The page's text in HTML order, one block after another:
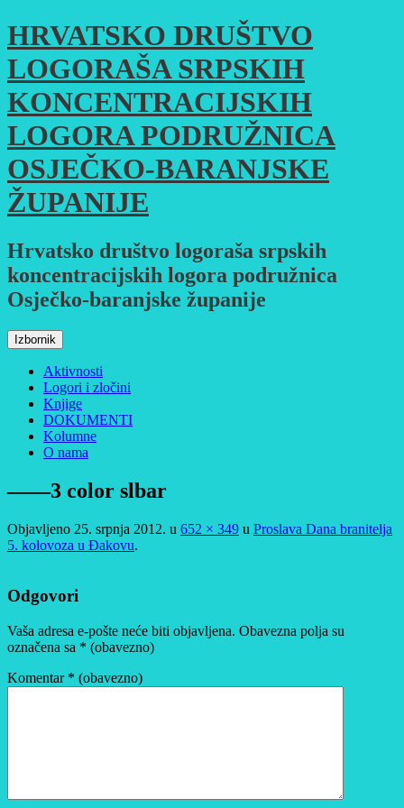
Skoči
do
sadržaja
HRVATSKO DRUŠTVO
LOGORAŠA SRPSKIH
KONCENTRACIJSKIH
LOGORA PODRUŽNICA
OSJEČKO-BARANJSKE
ŽUPANIJE
Hrvatsko društvo logoraša srpskih
koncentracijskih logora podružnica
Osječko-baranjske županije
Izbornik
Aktivnosti
Logori i zločini
Knjige
DOKUMENTI
Kolumne
O nama
——3 color slbar
Objavljeno 25. srpnja 2012. u 652 × 349 u Proslava Dana branitelja
5. kolovoza u Đakovu.
Odgovori
Vaša adresa e-pošte neće biti objavljena. Obavezna polja su
označena sa * (obavezno)
Komentar * (obavezno)